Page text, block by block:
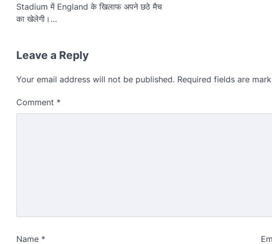
Stadium में England के खिलाफ अपने छठे मैच
का खेलेगी।…
Leave a Reply
Your email address will not be published. Required fields are
Comment *
Name *